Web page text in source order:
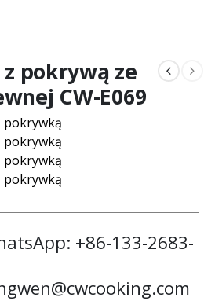
pokrywą ze
CW-E069
pokrywką
pokrywką
pokrywką
pokrywką
+86-133-2683-